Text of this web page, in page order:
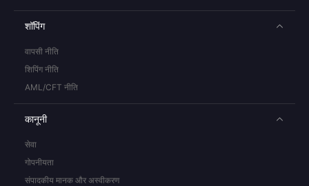
शॉपिंग
वापसी नीति
शिपिंग नीति
AML/CFT नीति
कानूनी
सेवा
गोपनीयता
संपादकीय मानक और अस्वीकरण